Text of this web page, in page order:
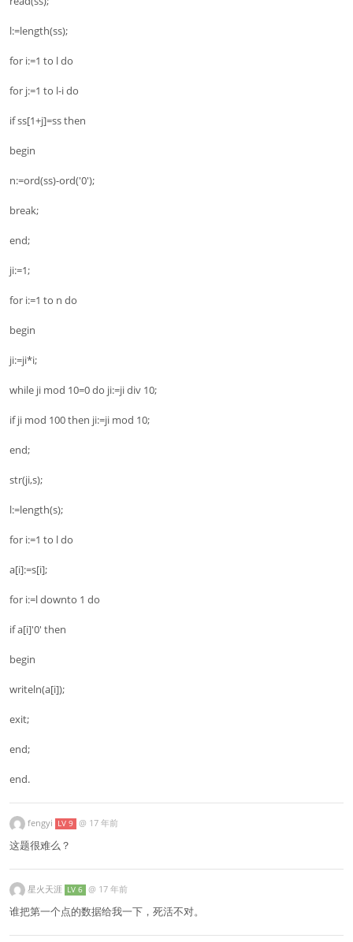
l:=length(ss);
for i:=1 to l do
for j:=1 to l-i do
if ss[1+j]=ss then
begin
n:=ord(ss)-ord('0');
break;
end;
ji:=1;
for i:=1 to n do
begin
ji:=ji*i;
while ji mod 10=0 do ji:=ji div 10;
if ji mod 100 then ji:=ji mod 10;
end;
str(ji,s);
l:=length(s);
for i:=1 to l do
a[i]:=s[i];
for i:=l downto 1 do
if a[i]'0' then
begin
writeln(a[i]);
exit;
end;
end.
fengyi LV 9 @ 17 年前
这题很难么？
星火天涯 LV 6 @ 17 年前
谁把第一个点的数据给我一下，死活不对。